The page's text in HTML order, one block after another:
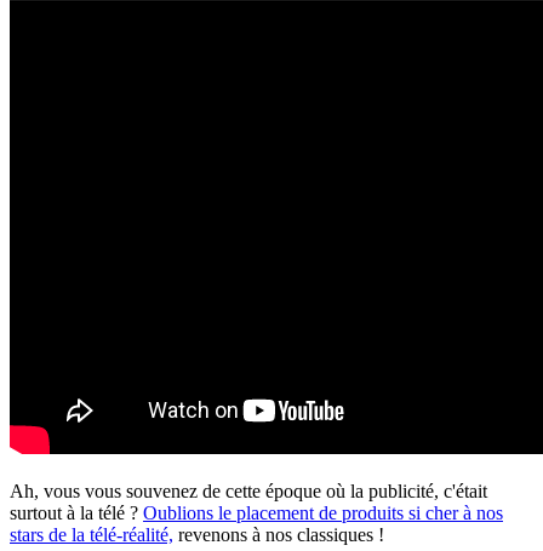
Ah, vous vous souvenez de cette époque où la publicité, c'était
surtout à la télé ? Oublions le placement de produits si cher à nos
stars de la télé-réalité, revenons à nos classiques !